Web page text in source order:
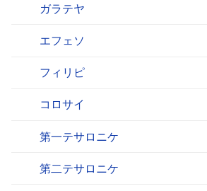
ガラテヤ
エフェソ
フィリピ
コロサイ
第一テサロニケ
第二テサロニケ